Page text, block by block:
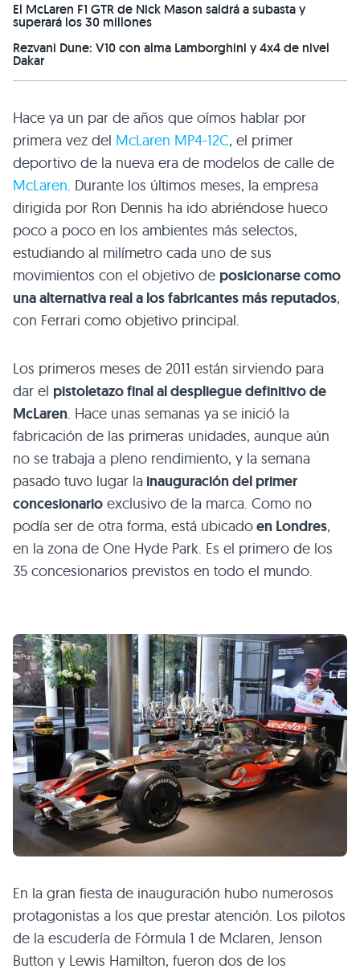
El McLaren F1 GTR de Nick Mason saldrá a subasta y
superará los 30 millones
Rezvani Dune: V10 con alma Lamborghini y 4x4 de nivel
Dakar
Hace ya un par de años que oímos hablar por
primera vez del McLaren MP4-12C, el primer
deportivo de la nueva era de modelos de calle de
McLaren. Durante los últimos meses, la empresa
dirigida por Ron Dennis ha ido abriéndose hueco
poco a poco en los ambientes más selectos,
estudiando al milímetro cada uno de sus
movimientos con el objetivo de posicionarse como
una alternativa real a los fabricantes más reputados,
con Ferrari como objetivo principal.
Los primeros meses de 2011 están sirviendo para
dar el pistoletazo final al despliegue definitivo de
McLaren. Hace unas semanas ya se inició la
fabricación de las primeras unidades, aunque aún
no se trabaja a pleno rendimiento, y la semana
pasado tuvo lugar la inauguración del primer
concesionario exclusivo de la marca. Como no
podía ser de otra forma, está ubicadoen Londres,
en la zona de One Hyde Park. Es el primero de los
35 concesionarios previstos en todo el mundo.
En la gran fiesta de inauguración hubo numerosos
protagonistas a los que prestar atención. Los pilotos
de la escudería de Fórmula 1 de Mclaren, Jenson
Button y Lewis Hamilton, fueron dos de los